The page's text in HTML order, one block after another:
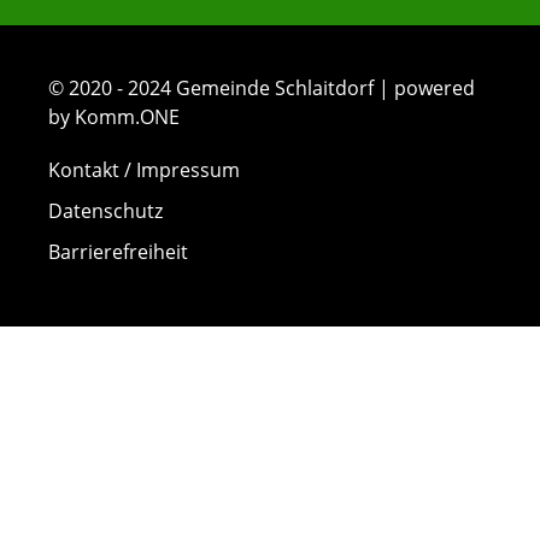
© 2020 - 2024 Gemeinde Schlaitdorf | powered
by Komm.ONE
Kontakt / Impressum
Datenschutz
Barrierefreiheit